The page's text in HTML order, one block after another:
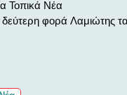
Τοπικά Νέα
φορά Λαμιώτης